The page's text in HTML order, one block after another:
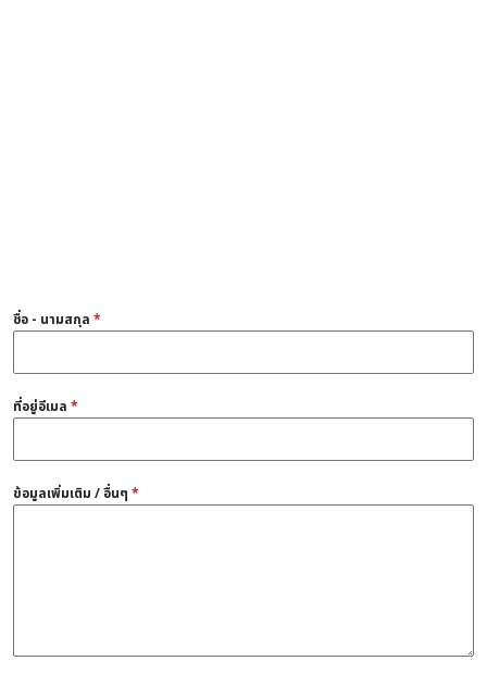
ชื่อ - นามสกุล *
ที่อยู่อีเมล *
ข้อมูลเพิ่มเติม / อื่นๆ *